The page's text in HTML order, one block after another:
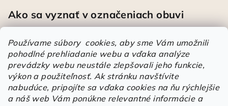
Používame súbory cookies, aby sme Vám umožnili
pohodlné prehliadanie webu a vďaka analýze
prevádzky webu neustále zlepšovali jeho funkcie,
výkon a použiteľnosť. Ak stránku navštívite
nabudúce, pripojíte sa vďaka cookies na ňu rýchlejšie
a náš web Vám ponúkne relevantné informácie a
Ako sa vyznať v označeniach obuvi
Heureka
Športové pracovné poltopánky PRESTIGE CLASSIC biele
| Mária